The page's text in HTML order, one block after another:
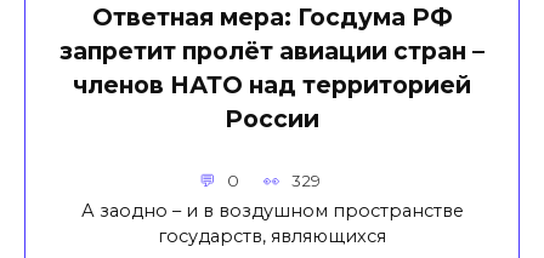
Ответная мера: Госдума РФ
запретит пролёт авиации стран –
членов НАТО над территорией
России
0 329
А заодно – и в воздушном пространстве
государств, являющихся